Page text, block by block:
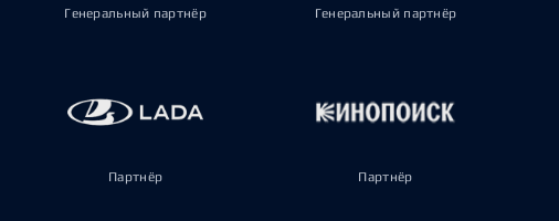
Генеральный партнёр Генеральный партнёр
Партнёр Партнёр